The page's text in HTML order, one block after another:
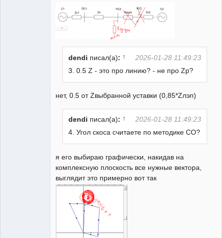
dendi писал(а): ↑
2026-01-28 11:49:23
3. 0.5 Z - это про линию? - не про Zр?
нет, 0.5 от Zвыбранной уставки (0,85*Zлэп)
dendi писал(а): ↑
2026-01-28 11:49:23
4. Угол скоса считаете по методике СО?
я его выбираю графически, накидав на
комплексную плоскость все нужные вектора,
выглядит это примерно вот так